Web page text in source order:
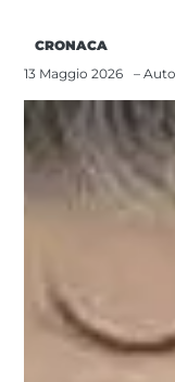
CRONACA
13 Maggio 2026
–